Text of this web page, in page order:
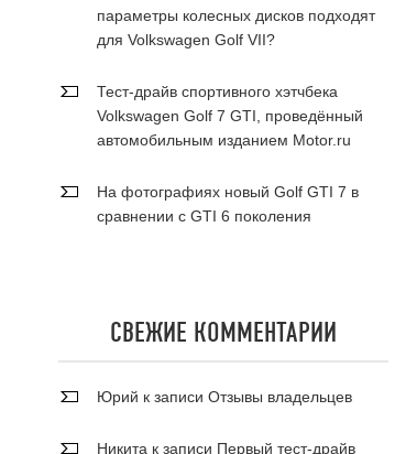
параметры колесных дисков подходят
для Volkswagen Golf VII?
Тест-драйв спортивного хэтчбека
Volkswagen Golf 7 GTI, проведённый
автомобильным изданием Motor.ru
На фотографиях новый Golf GTI 7 в
сравнении c GTI 6 поколения
СВЕЖИЕ КОММЕНТАРИИ
Юрий к записи Отзывы владельцев
Никита к записи Первый тест-драйв